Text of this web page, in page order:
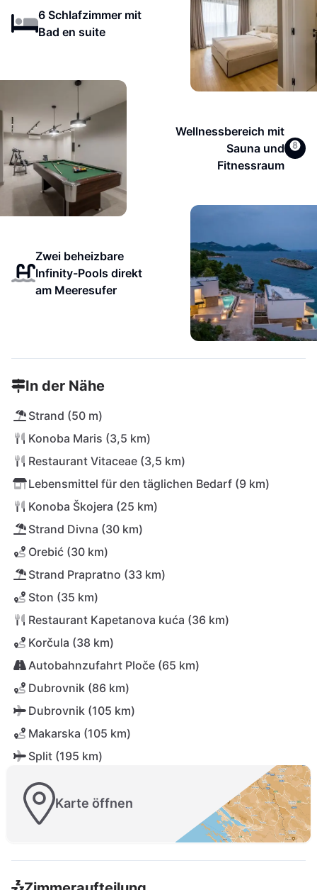
6 Schlafzimmer mit
Bad en suite
Wellnessbereich mit
Sauna und
Fitnessraum
Zwei beheizbare
Infinity-Pools direkt
am Meeresufer
In der Nähe
Strand (50 m)
Konoba Maris (3,5 km)
Restaurant Vitaceae (3,5 km)
Lebensmittel für den täglichen Bedarf (9 km)
Konoba Škojera (25 km)
Strand Divna (30 km)
Orebić (30 km)
Strand Prapratno (33 km)
Ston (35 km)
Restaurant Kapetanova kuća (36 km)
Korčula (38 km)
Autobahnzufahrt Ploče (65 km)
Dubrovnik (86 km)
Dubrovnik (105 km)
Makarska (105 km)
Split (195 km)
Karte öffnen